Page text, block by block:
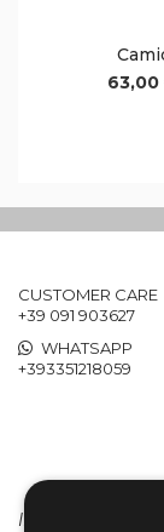
63,00
CUSTOMER CARE
+39 091 903627
WHATSAPP
+393351218059
INFORMAZIONI